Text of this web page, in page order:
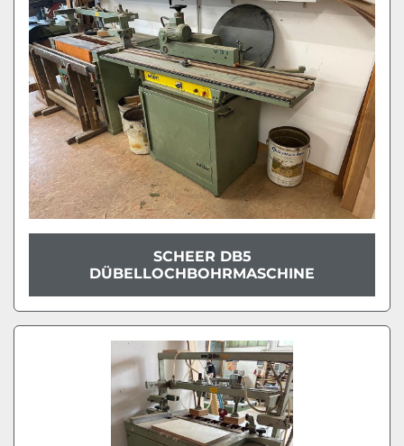
SCHEER DB5
DÜBELLOCHBOHRMASCHINE